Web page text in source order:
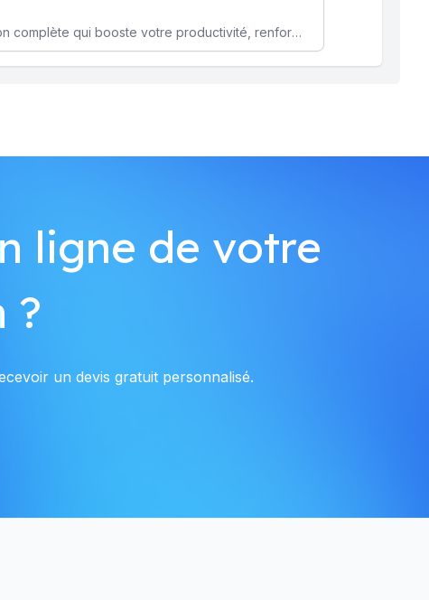
Microsoft 365 une solution complète qui booste votre productivité, renforce la sécurité de vos données et facilite la collaboration.
ligne de votre
?
un devis gratuit personnalisé.